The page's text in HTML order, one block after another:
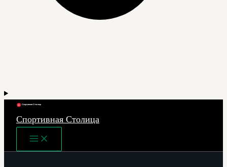
Спортивная Столица
Main
Menu